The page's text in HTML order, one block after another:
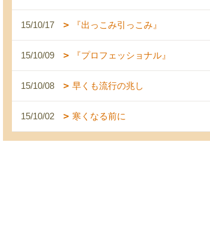
15/10/17 『出っこみ引っこみ』
15/10/09 『プロフェッショナル』
15/10/08 早くも流行の兆し
15/10/02 寒くなる前に